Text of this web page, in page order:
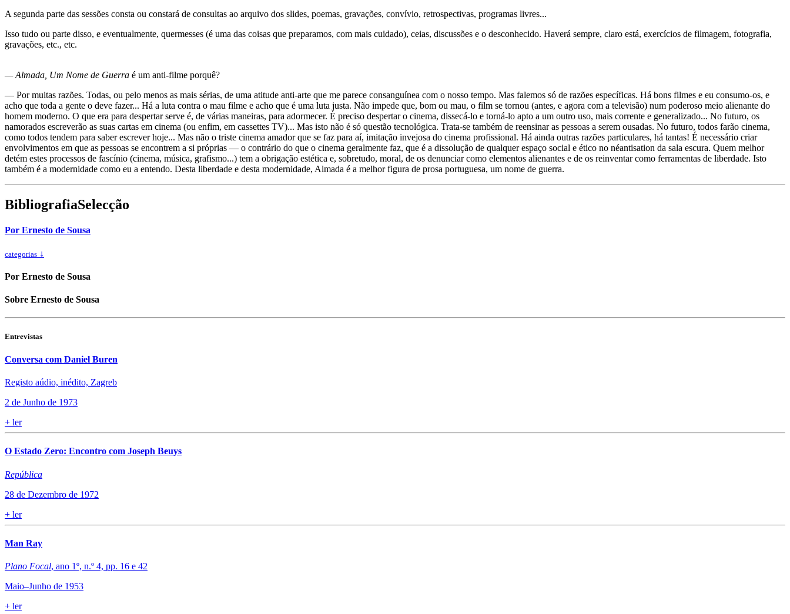
A segunda parte das sessões consta ou constará de consultas ao arquivo dos slides, poemas, gravações, convívio, retrospectivas, programas livres...
Isso tudo ou parte disso, e eventualmente, quermesses (é uma das coisas que preparamos, com mais cuidado), ceias, discussões e o desconhecido. Haverá sempre, claro está, exercícios de filmagem, fotografia,
gravações, etc., etc.
— Almada, Um Nome de Guerra é um anti-filme porquê?
— Por muitas razões. Todas, ou pelo menos as mais sérias, de uma atitude anti-arte que me parece consanguínea com o nosso tempo. Mas falemos só de razões específicas. Há bons filmes e eu consumo-os, e
acho que toda a gente o deve fazer... Há a luta contra o mau filme e acho que é uma luta justa. Não impede que, bom ou mau, o film se tornou (antes, e agora com a televisão) num poderoso meio alienante do
homem moderno. O que era para despertar serve é, de várias maneiras, para adormecer. É preciso despertar o cinema, dissecá-lo e torná-lo apto a um outro uso, mais corrente e generalizado... No futuro, os
namorados escreverão as suas cartas em cinema (ou enfim, em cassettes TV)... Mas isto não é só questão tecnológica. Trata-se também de reensinar as pessoas a serem ousadas. No futuro, todos farão cinema,
como todos tendem para saber escrever hoje... Mas não o triste cinema amador que se faz para aí, imitação invejosa do cinema profissional. Há ainda outras razões particulares, há tantas! É necessário criar
envolvimentos em que as pessoas se encontrem a si próprias — o contrário do que o cinema geralmente faz, que é a dissolução de qualquer espaço social e ético no néantisation da sala escura. Quem melhor
detém estes processos de fascínio (cinema, música, grafismo...) tem a obrigação estética e, sobretudo, moral, de os denunciar como elementos alienantes e de os reinventar como ferramentas de liberdade. Isto
também é a modernidade como eu a entendo. Desta liberdade e desta modernidade, Almada é a melhor figura de prosa portuguesa, um nome de guerra.
BibliografiaSelecção
Por Ernesto de Sousa
categorias ↓
Por Ernesto de Sousa
Sobre Ernesto de Sousa
Entrevistas
Conversa com Daniel Buren
Registo aúdio, inédito, Zagreb
2 de Junho de 1973
+ ler
O Estado Zero: Encontro com Joseph Beuys
República
28 de Dezembro de 1972
+ ler
Man Ray
Plano Focal, ano 1º, n.º 4, pp. 16 e 42
Maio–Junho de 1953
+ ler